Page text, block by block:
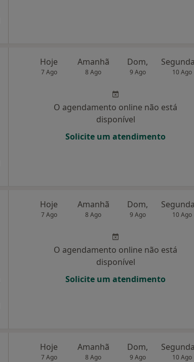
Hoje
7 Ago
Amanhã
8 Ago
Dom,
9 Ago 10 Ago
O agendamento online não está
disponível
Solicite um atendimento
Hoje
7 Ago
Amanhã
8 Ago
Dom,
9 Ago 10 Ago
O agendamento online não está
disponível
Solicite um atendimento
Hoje
7 Ago
Amanhã
8 Ago
Dom,
9 Ago 10 Ago